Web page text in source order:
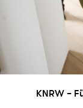
KNRW –